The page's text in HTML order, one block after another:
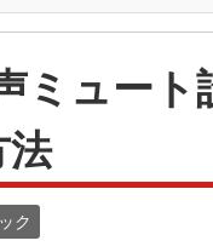
ミュート
法
ク